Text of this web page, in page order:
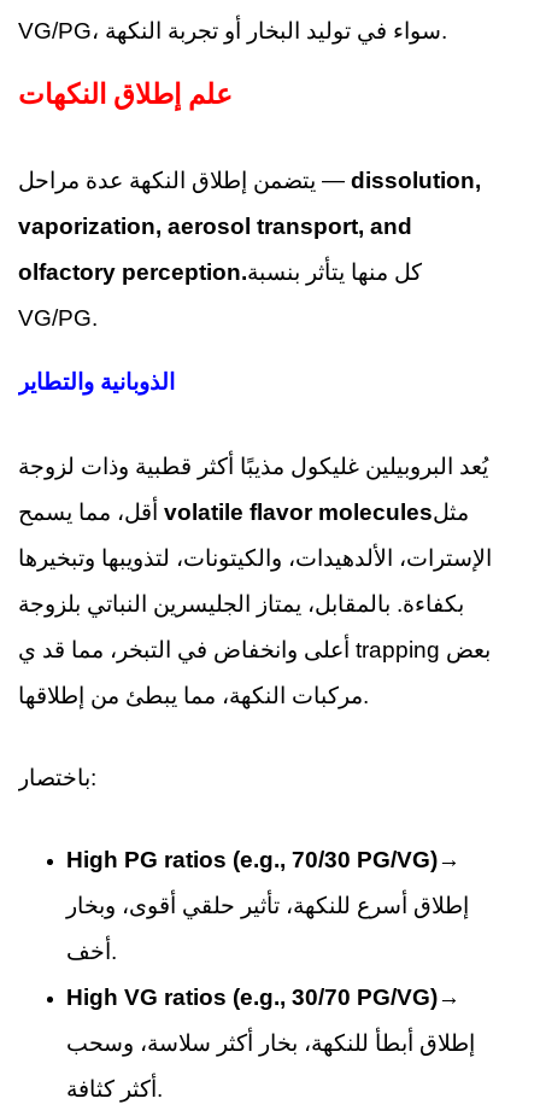
VG/PG، سواء في توليد البخار أو تجربة النكهة.
علم إطلاق النكهات
يتضمن إطلاق النكهة عدة مراحل — dissolution,
vaporization, aerosol transport, and
olfactory perception.كل منها يتأثر بنسبة
VG/PG.
الذوبانية والتطاير
يُعد البروبيلين غليكول مذيبًا أكثر قطبية وذات لزوجة
volatile flavor moleculesمثل
الإسترات، الألدهيدات، والكيتونات، لتذويبها وتبخيرها
بكفاءة. بالمقابل، يمتاز الجليسرين النباتي بلزوجة
أعلى وانخفاض في التبخر، مما قد ي trapping بعض
مركبات النكهة، مما يبطئ من إطلاقها.
باختصار:
High PG ratios (e.g., 70/30 PG/VG)→
إطلاق أسرع للنكهة، تأثير حلقي أقوى، وبخار
أخف.
High VG ratios (e.g., 30/70 PG/VG)→
إطلاق أبطأ للنكهة، بخار أكثر سلاسة، وسحب
أكثر كثافة.